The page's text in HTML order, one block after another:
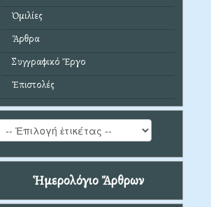
Ὁμιλίες
Ἄρθρα
Συγγραφικό Ἔργο
Ἐπιστολές
Ἡμερολόγιο Ἄρθρων